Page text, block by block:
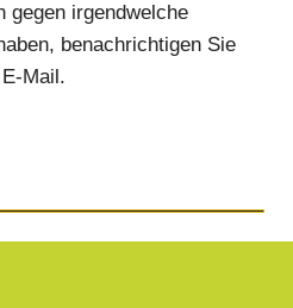
gegen irgendwelche
benachrichtigen Sie
Mail.